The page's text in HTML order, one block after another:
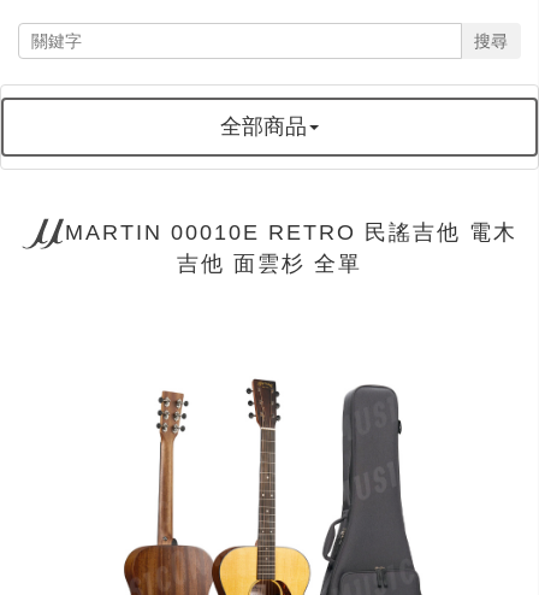
搜尋
全部商品
MARTIN 00010E RETRO 民謠吉他 電木
吉他 面雲杉 全單